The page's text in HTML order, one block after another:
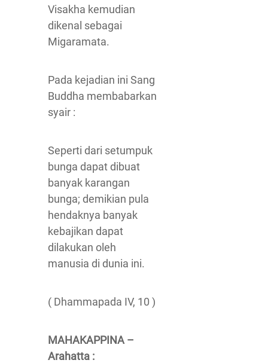
Visakha kemudian
dikenal sebagai
Migaramata.
Pada kejadian ini Sang
Buddha membabarkan
syair :
Seperti dari setumpuk
bunga dapat dibuat
banyak karangan
bunga; demikian pula
hendaknya banyak
kebajikan dapat
dilakukan oleh
manusia di dunia ini.
( Dhammapada IV, 10 )
MAHAKAPPINA –
Arahatta :